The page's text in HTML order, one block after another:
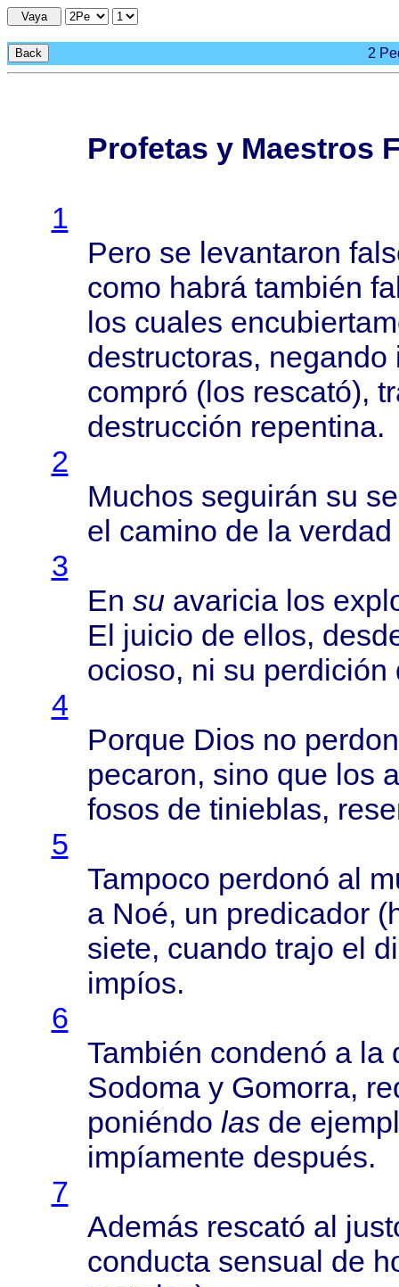
Vaya
Back 2
Profetas y Maestros
1
Pero se levantaron
como habrá también
los cuales
destructoras, negando
compró (los rescató),
destrucción repentina.
2
Muchos seguirán su
el camino de la verdad
3
En su avaricialos
El juicio de ellos,
ocioso, ni su perdición
4
Porque Dios no
pecaron, sino que los
fosos de tinieblas,
5
Tampoco perdonó al
a Noé, un predicador(
siete, cuando trajo el
impíos.
6
También condenó a la
Sodomay Gomorra,
poniéndo lasde
impíamente después.
7
Además rescató al
conducta sensual de